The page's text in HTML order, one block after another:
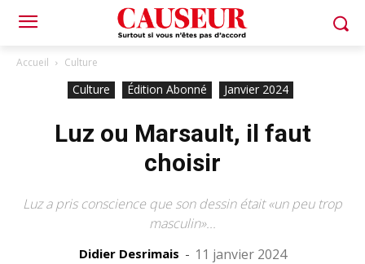
Accueil Culture
Culture Édition Abonné Janvier 2024
Luz ou Marsault, il faut
choisir
Luz a pris conscience que son dessin était «un peu trop
masculin»...
Didier Desrimais - 11 janvier 2024